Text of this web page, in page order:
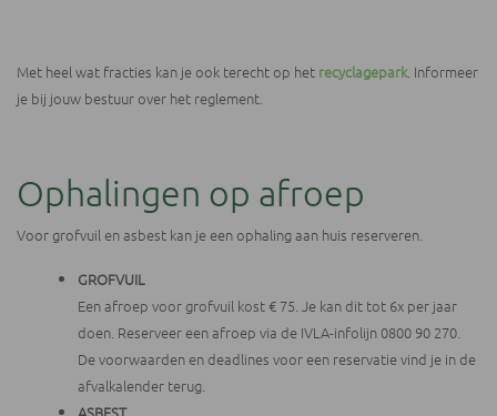
Met heel wat fracties kan je ook terecht op het recyclagepark. Informeer
je bij jouw bestuur over het reglement.
Ophalingen op afroep
Voor grofvuil en asbest kan je een ophaling aan huis reserveren.
GROFVUIL
Een afroep voor grofvuil kost € 75. Je kan dit tot 6x per jaar
doen. Reserveer een afroep via de IVLA-infolijn 0800 90 270.
De voorwaarden en deadlines voor een reservatie vind je in de
afvalkalender terug.